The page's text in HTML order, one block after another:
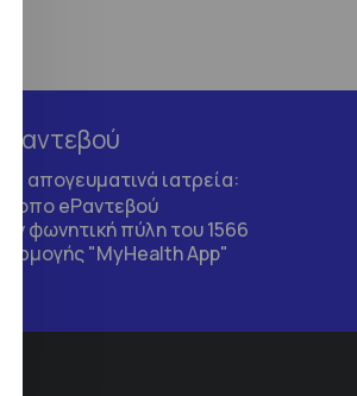
τα απογευματινά ιατρεία:
eΡαντεβού
φωνητική πύλη του 1566
"MyHealth App"